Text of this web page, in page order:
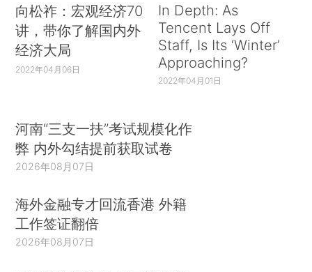
向松祚：宏观经济70
讲，带你了解国内外
经济大局
2022年04月06日
In Depth: As
Tencent Lays Off
Staff, Is Its ‘Winter’
Approaching?
2022年04月01日
河南“三支一扶”考试规模化作
弊 内外勾结提前获取试卷
2026年08月07日
海外金融专才回流香港 外籍
工作签证翻倍
2026年08月07日